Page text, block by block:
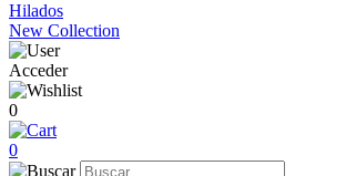
Hilados
New Collection
Acceder
0
0